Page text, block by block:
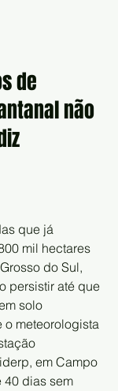
de
não
que já
mil hectares
do Sul,
persistir até que
solo
o meteorologista
em Campo
40 dias sem